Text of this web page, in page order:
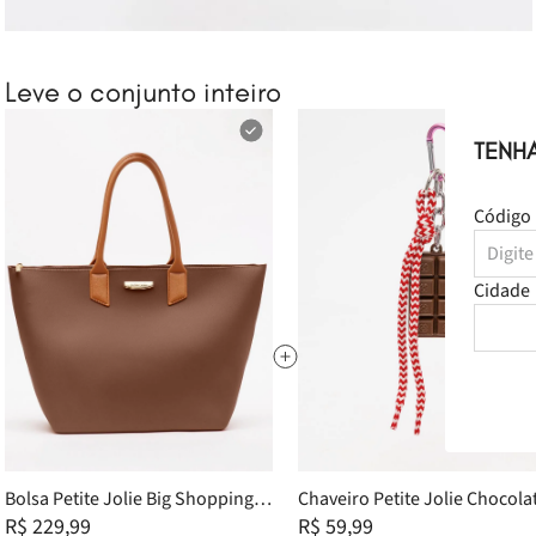
Cidade
Leve o conjunto inteiro
Bolsa Petite Jolie Big Shopping
Chocolate PJ11275
R$ 229,99
Chaveiro Petite Jolie
PJ20326
R$ 59,99